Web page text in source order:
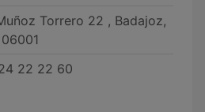
Torrero 22 , Badajoz,
22 22 60